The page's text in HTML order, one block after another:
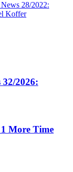
28/2022:
Koffer
2026:
More Time